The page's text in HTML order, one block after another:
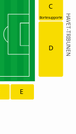
Bortesupporte
E
D
C
HAVET-TRIBUNEN